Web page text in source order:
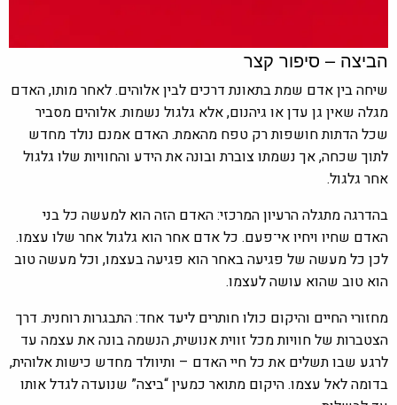
הביצה – סיפור קצר
שיחה בין אדם שמת בתאונת דרכים לבין אלוהים. לאחר מותו, האדם
מגלה שאין גן עדן או גיהנום, אלא גלגול נשמות. אלוהים מסביר
שכל הדתות חושפות רק טפח מהאמת. האדם אמנם נולד מחדש
לתוך שכחה, אך נשמתו צוברת ובונה את הידע והחוויות שלו גלגול
אחר גלגול.
בהדרגה מתגלה הרעיון המרכזי: האדם הזה הוא למעשה כל בני
האדם שחיו ויחיו אי־פעם. כל אדם אחר הוא גלגול אחר שלו עצמו.
לכן כל מעשה של פגיעה באחר הוא פגיעה בעצמו, וכל מעשה טוב
הוא טוב שהוא עושה לעצמו.
מחזורי החיים והיקום כולו חותרים ליעד אחד: התבגרות רוחנית. דרך
הצטברות של חוויות מכל זווית אנושית, הנשמה בונה את עצמה עד
לרגע שבו תשלים את כל חיי האדם – ותיוולד מחדש כישות אלוהית,
בדומה לאל עצמו. היקום מתואר כמעין “ביצה” שנועדה לגדל אותו